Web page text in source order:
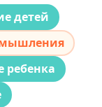
детей
ребенка